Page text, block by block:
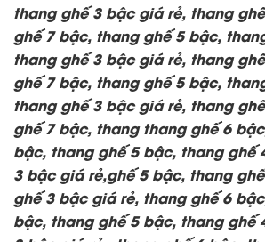
thang ghế 3 bậc giá rẻ, thang
ghế 7 bậc, thang ghế 5 bậc,
thang ghế 3 bậc giá rẻ, thang
ghế 7 bậc, thang ghế 5 bậc,
thang ghế 3 bậc giá rẻ, thang
ghế 7 bậc, thang thang ghế 6
bậc, thang ghế 5 bậc, thang ghế
3 bậc giá rẻ,ghế 5 bậc, thang
ghế 3 bậc giá rẻ, thang ghế 6
bậc, thang ghế 5 bậc, thang ghế